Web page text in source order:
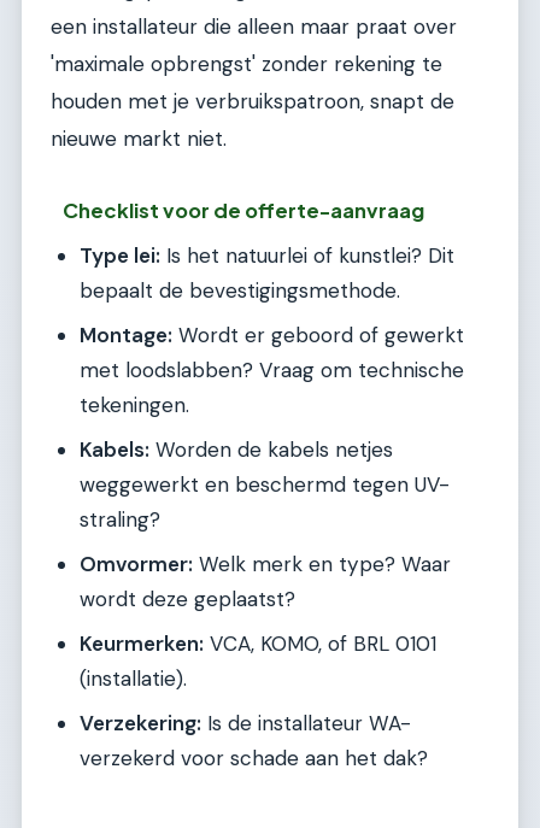
een installateur die alleen maar praat over
'maximale opbrengst' zonder rekening te
houden met je verbruikspatroon, snapt de
nieuwe markt niet.
Checklist voor de offerte-aanvraag
Type lei: Is het natuurlei of kunstlei? Dit
bepaalt de bevestigingsmethode.
Montage: Wordt er geboord of gewerkt
met loodslabben? Vraag om technische
tekeningen.
Kabels: Worden de kabels netjes
weggewerkt en beschermd tegen UV-
straling?
Omvormer: Welk merk en type? Waar
wordt deze geplaatst?
Keurmerken: VCA, KOMO, of BRL 0101
(installatie).
Verzekering: Is de installateur WA-
verzekerd voor schade aan het dak?